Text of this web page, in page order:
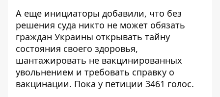
А еще инициаторы добавили, что без
решения суда никто не может обязать
граждан Украины открывать тайну
состояния своего здоровья,
шантажировать не вакцинированных
увольнением и требовать справку о
вакцинации. Пока у петиции 3461 голос.